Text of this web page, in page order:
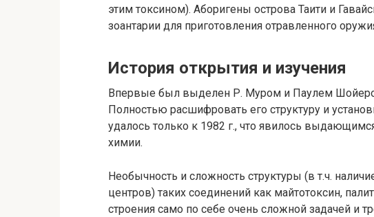
этим токсином). Аборигены острова Таити и
зоантарии для приготовления отравленного
История открытия и изучения
Впервые был выделен Р. Муром и Паулем
Полностью расшифровать его структуру и
удалось только к 1982 г., что явилось
химии.
Необычность и сложность структуры (в т.ч.
центров) таких соединений как майтотоксин,
строения само по себе очень сложной задачей и